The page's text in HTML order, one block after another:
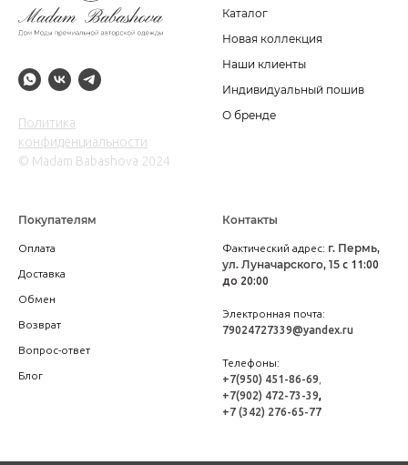
Политика
конфиденциальности
© Madam Babashova 2024
Каталог
Новая коллекция
Наши клиенты
Индивидуальный пошив
О бренде
Покупателям
Оплата
Доставка
Обмен
Возврат
Вопрос-ответ
Блог
Контакты
Фактический адрес: г. Пермь,
ул. Луначарского, 15 с 11:00
до 20:00
Электронная почта:
79024727339@yandex.ru
Телефоны:
+7(950) 451-86-69
+7(902) 472-73-39,
+7 (342) 276-65-77